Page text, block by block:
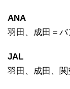
ANA
羽田、成田＝バ
JAL
羽田、成田、関